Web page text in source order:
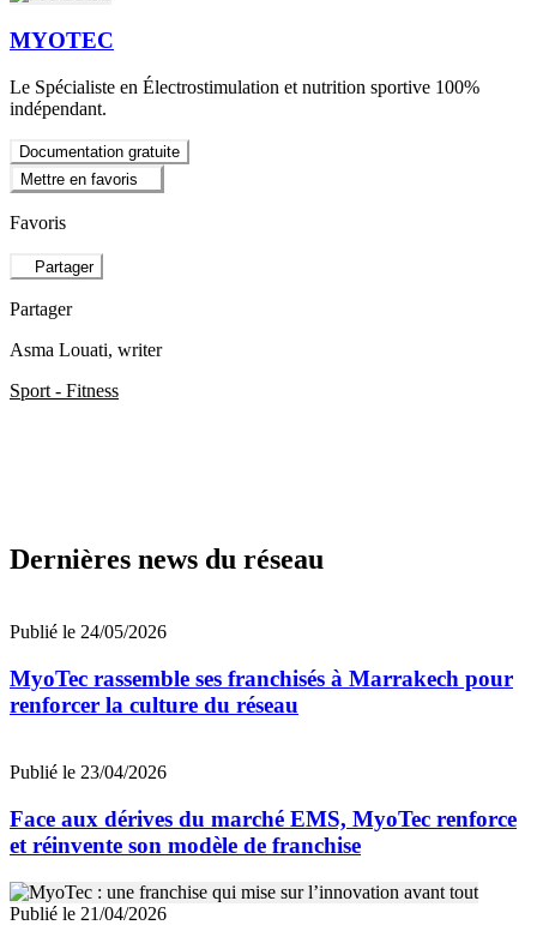
MYOTEC
Le Spécialiste en Électrostimulation et nutrition sportive 100%
indépendant.
Documentation gratuite
Mettre en favoris
Favoris
Partager
Partager
Asma Louati, writer
Sport - Fitness
Dernières news du réseau
Publié le 24/05/2026
MyoTec rassemble ses franchisés à Marrakech pour
renforcer la culture du réseau
Publié le 23/04/2026
Face aux dérives du marché EMS, MyoTec renforce
et réinvente son modèle de franchise
Publié le 21/04/2026